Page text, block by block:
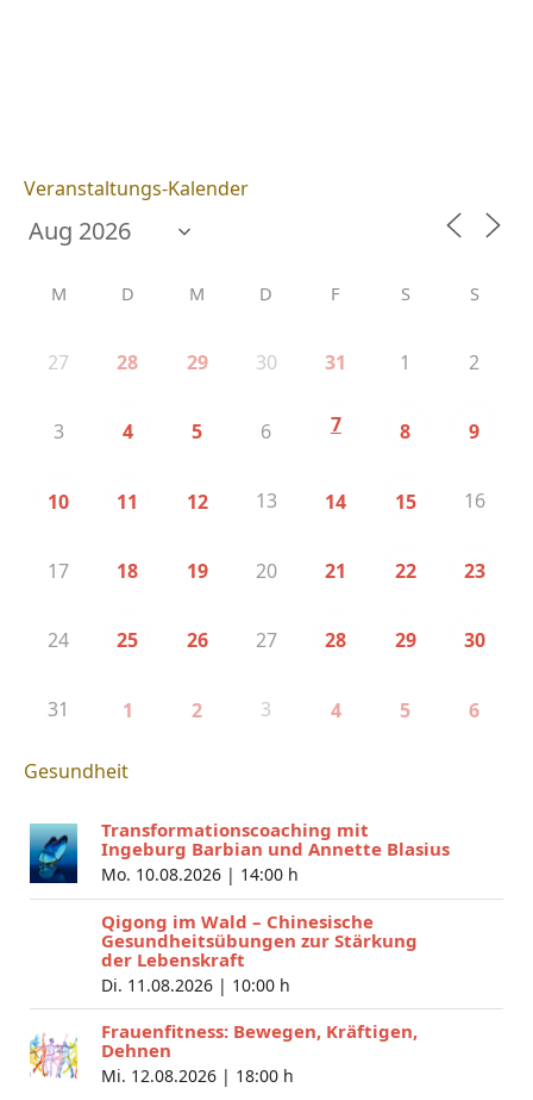
Veranstaltungs-Kalender
M D M D F S S
27 28 29 30 31 1 2
3 4 5 6 7 8 9
10 11 12 13 14 15 16
17 18 19 20 21 22 23
24 25 26 27 28 29 30
31 1 2 3 4 5 6
Gesundheit
Transformationscoaching mit
Ingeburg Barbian und Annette Blasius
Mo. 10.08.2026 | 14:00 h
Qigong im Wald – Chinesische
Gesundheitsübungen zur Stärkung
der Lebenskraft
Di. 11.08.2026 | 10:00 h
Frauenfitness: Bewegen, Kräftigen,
Dehnen
Mi. 12.08.2026 | 18:00 h